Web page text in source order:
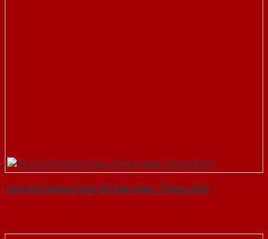
Cửa Gỗ Chống Cháy 2P Sơn Xám Trắng-SGD